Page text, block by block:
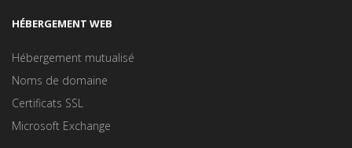
HÉBERGEMENT WEB
Hébergement mutualisé
Noms de domaine
Certificats SSL
Microsoft Exchange